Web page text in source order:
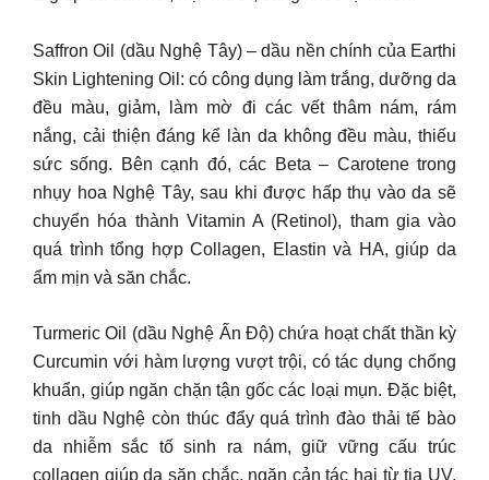
Saffron Oil (dầu Nghệ Tây) – dầu nền chính của Earthi
Skin Lightening Oil: có công dụng làm trắng, dưỡng da
đều màu, giảm, làm mờ đi các vết thâm nám, rám
nắng, cải thiện đáng kể làn da không đều màu, thiếu
sức sống. Bên cạnh đó, các Beta – Carotene trong
nhụy hoa Nghệ Tây, sau khi được hấp thụ vào da sẽ
chuyển hóa thành Vitamin A (Retinol), tham gia vào
quá trình tổng hợp Collagen, Elastin và HA, giúp da
ẩm mịn và săn chắc.
Turmeric Oil (dầu Nghệ Ấn Độ) chứa hoạt chất thần kỳ
Curcumin với hàm lượng vượt trội, có tác dụng chống
khuẩn, giúp ngăn chặn tận gốc các loại mụn. Đặc biệt,
tinh dầu Nghệ còn thúc đẩy quá trình đào thải tế bào
da nhiễm sắc tố sinh ra nám, giữ vững cấu trúc
collagen giúp da săn chắc, ngăn cản tác hại từ tia UV,